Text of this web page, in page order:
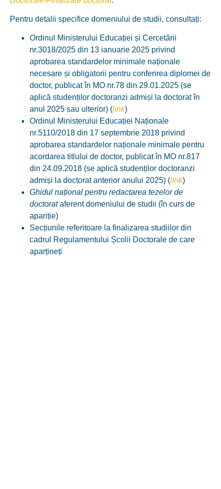
Pentru detalii specifice domeniului de studii, consultați:
Ordinul Ministerului Educației și Cercetării
nr.3018/2025 din 13 ianuarie 2025 privind
aprobarea standardelor minimale naționale
necesare și obligatorii pentru conferirea diplomei de
doctor, publicat în MO nr.78 din 29.01.2025 (se
aplică studenților doctoranzi admiși la doctorat în
anul 2025 sau ulterior) (link)
Ordinul Ministerului Educației Naționale
nr.5110/2018 din 17 septembrie 2018 privind
aprobarea standardelor naționale minimale pentru
acordarea titlului de doctor, publicat în MO nr.817
din 24.09.2018 (se aplică studenților doctoranzi
admiși la doctorat anterior anului 2025) (link)
Ghidul național pentru redactarea tezelor de
doctorataferent domeniului de studii (în curs de
apariție)
Secțiunile referitoare la finalizarea studiilor din
cadrul Regulamentului Școlii Doctorale de care
aparțineți